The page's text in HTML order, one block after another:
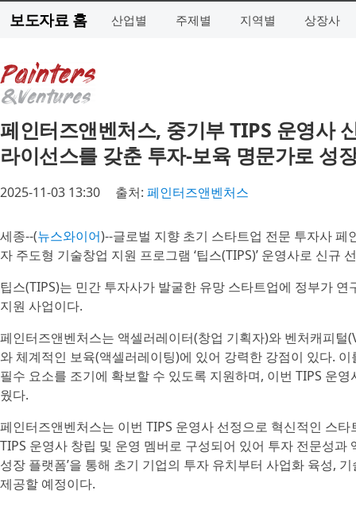
보도자료 홈 산업별 주제별 지역별 상장사
페인터즈앤벤처스, 중기부 TIPS 운영사
라이선스를 갖춘 투자-보육 명문가로 성
2025-11-03 13:30 출처: 페인터즈앤벤처스
세종--(뉴스와이어)--글로벌 지향 초기 스타트업 전문 투자사
자 주도형 기술창업 지원 프로그램 ‘팁스(TIPS)’ 운영사로 신규
팁스(TIPS)는 민간 투자사가 발굴한 유망 스타트업에 정부가
지원 사업이다.
페인터즈앤벤처스는 액셀러레이터(창업 기획자)와 벤처캐피
와 체계적인 보육(액셀러레이팅)에 있어 강력한 강점이 있다.
필수 요소를 조기에 확보할 수 있도록 지원하며, 이번 TIPS 운
웠다.
페인터즈앤벤처스는 이번 TIPS 운영사 선정으로 혁신적인 스
TIPS 운영사 창립 및 운영 멤버로 구성되어 있어 투자 전문성
성장 플랫폼’을 통해 초기 기업의 투자 유치부터 사업화 육성,
제공할 예정이다.